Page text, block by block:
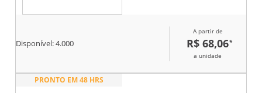
Disponível:4.000
A partir de
R$ 68,06*
a unidade
PRONTO EM 48 HRS